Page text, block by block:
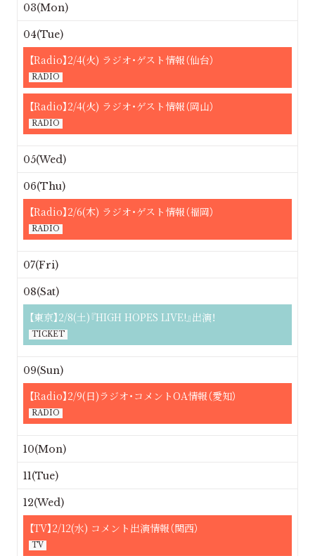
03(Mon)
04(Tue)
【Radio】2/4(火) ラジオ・ゲスト情報（仙台）
RADIO
【Radio】2/4(火) ラジオ・ゲスト情報（岡山）
RADIO
05(Wed)
06(Thu)
【Radio】2/6(木) ラジオ・ゲスト情報（福岡）
RADIO
07(Fri)
08(Sat)
【東京】2/8(土)『HIGH HOPES LIVE!』出演！
TICKET
09(Sun)
【Radio】2/9(日)ラジオ・コメントOA情報（愛知）
RADIO
10(Mon)
11(Tue)
12(Wed)
【TV】2/12(水) コメント出演情報（関西）
TV